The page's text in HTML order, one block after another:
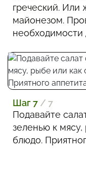
греческий. Или
майонезом.
необходимости
Шаг 7 / 7
Подавайте
зеленью к
блюдо.